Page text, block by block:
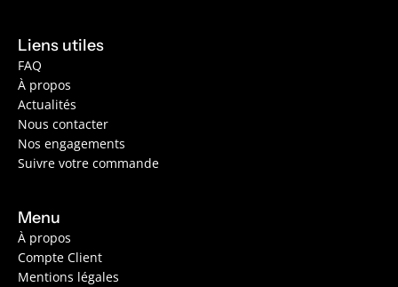
Liens utiles
FAQ
À propos
Actualités
Nous contacter
Nos engagements
Suivre votre commande
Menu
À propos
Compte Client
Mentions légales